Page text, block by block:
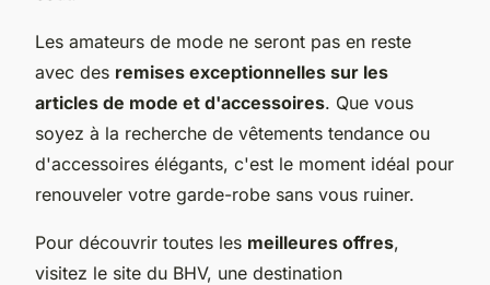
Les amateurs de mode ne seront pas en reste
avec des remises exceptionnelles sur les
articles de mode et d'accessoires. Que vous
soyez à la recherche de vêtements tendance ou
d'accessoires élégants, c'est le moment idéal pour
renouveler votre garde-robe sans vous ruiner.
Pour découvrir toutes les meilleures offres,
visitez le site du BHV, une destination